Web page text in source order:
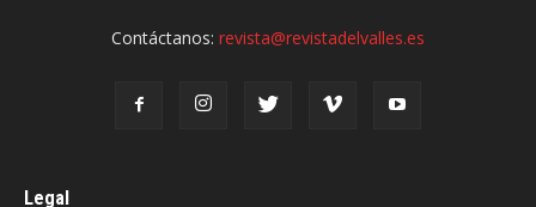
Contáctanos: revista@revistadelvalles.es
Legal